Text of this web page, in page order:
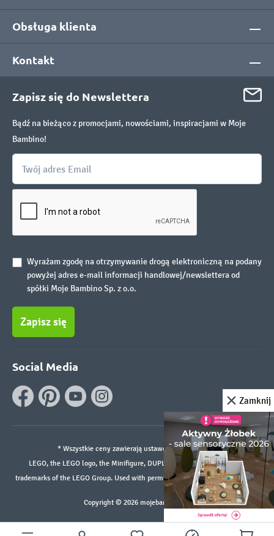
Obsługa klienta
Kontakt
Zapisz się do Newslettera
Bądź na bieżąco z promocjami, nowościami, inspiracjami w Moje
Bambino!
Wyrażam zgodę na otrzymywanie drogą elektroniczną na podany
powyżej adres e-mail informacji handlowej/newslettera od
spółki Moje Bambino Sp. z o.o.
Zapisz się
Social Media
* Wszystkie ceny zawierają ustawowy podatek VAT.
LEGO, the LEGO logo, the Minifigure, DUPLO, and the SPIKE logo are
trademarks of the LEGO Group. Used with permission. ©2026 The LEGO Group
Copyright © 2026 mojebambino.pl
Zamknij